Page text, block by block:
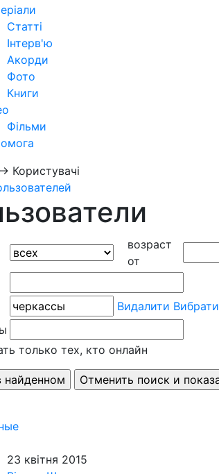
Статті
Інтерв'ю
Акорди
Фото
Книги
Фільми
→ Користувачі
возраст
от
Видалити Вибрати
только тех, кто онлайн
23 квітня 2015